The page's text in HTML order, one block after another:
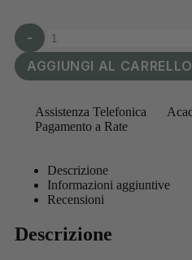
-
AGGIUNGI AL CARRELLO
Assistenza Telefonica
Pagamento a Rate
Descrizione
Informazioni aggiuntive
Recensioni
Descrizione